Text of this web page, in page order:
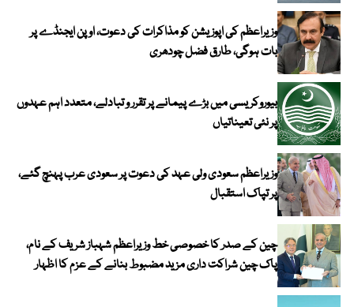
وزیراعظم کی اپوزیشن کو مذاکرات کی دعوت، اوپن ایجنڈے پر
بات ہوگی، طارق فضل چودھری
بیوروکریسی میں بڑے پیمانے پر تقرر و تبادلے، متعدد اہم عہدوں
پر نئی تعیناتیاں
وزیراعظم سعودی ولی عہد کی دعوت پر سعودی عرب پہنچ گئے،
پر تپاک استقبال
چین کے صدر کا خصوصی خط وزیراعظم شہباز شریف کے نام،
پاک چین شراکت داری مزید مضبوط بنانے کے عزم کا اظہار